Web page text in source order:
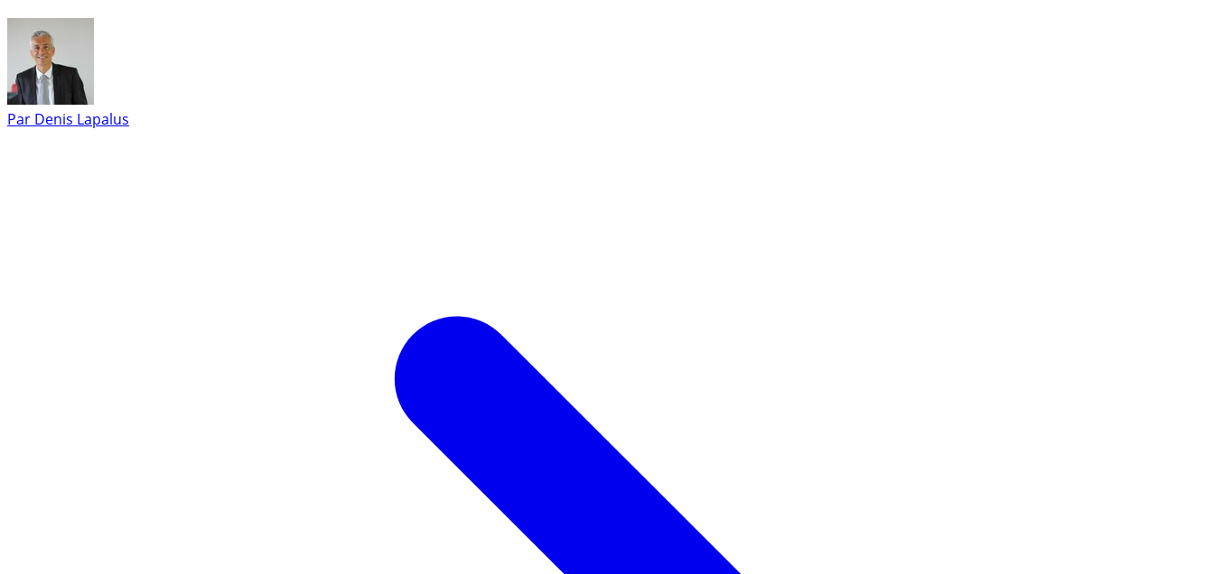
Par Denis Lapalus